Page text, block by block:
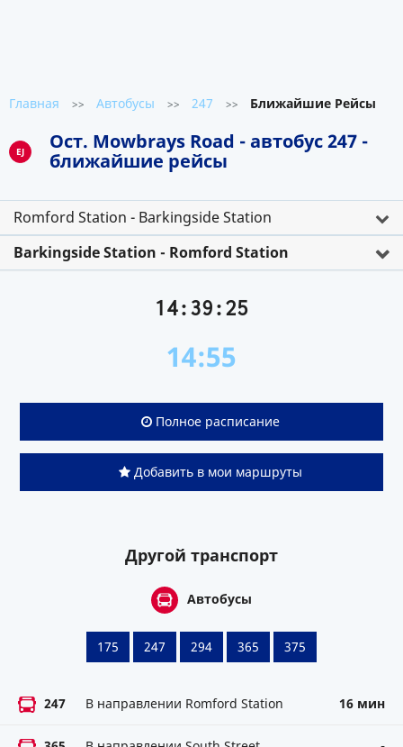
Главная >> Автобусы >> 247 >> Ближайшие Рейсы
EJ
Ост. Mowbrays Road - автобус 247 -
ближайшие рейсы
Romford Station - Barkingside Station
Barkingside Station - Romford Station
14:39:25
14:55
Полное расписание
Добавить в мои маршруты
Другой транспорт
Автобусы
175 247 294 365 375
247 В направлении Romford Station 16 мин